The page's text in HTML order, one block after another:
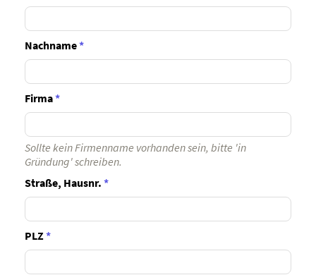
Nachname*
Firma*
Sollte kein Firmenname vorhanden sein, bitte 'in
Gründung' schreiben.
Straße, Hausnr. *
PLZ*